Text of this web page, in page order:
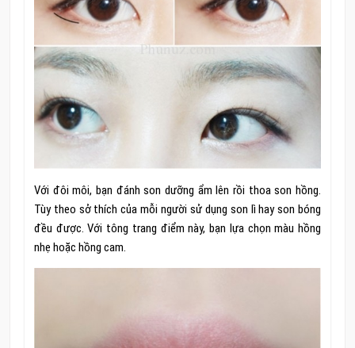
Với đôi môi, bạn đánh son dưỡng ẩm lên rồi thoa son hồng.
Tùy theo sở thích của mỗi người sử dụng son lì hay son bóng
đều được. Với tông trang điểm này, bạn lựa chọn màu hồng
nhẹ hoặc hồng cam.